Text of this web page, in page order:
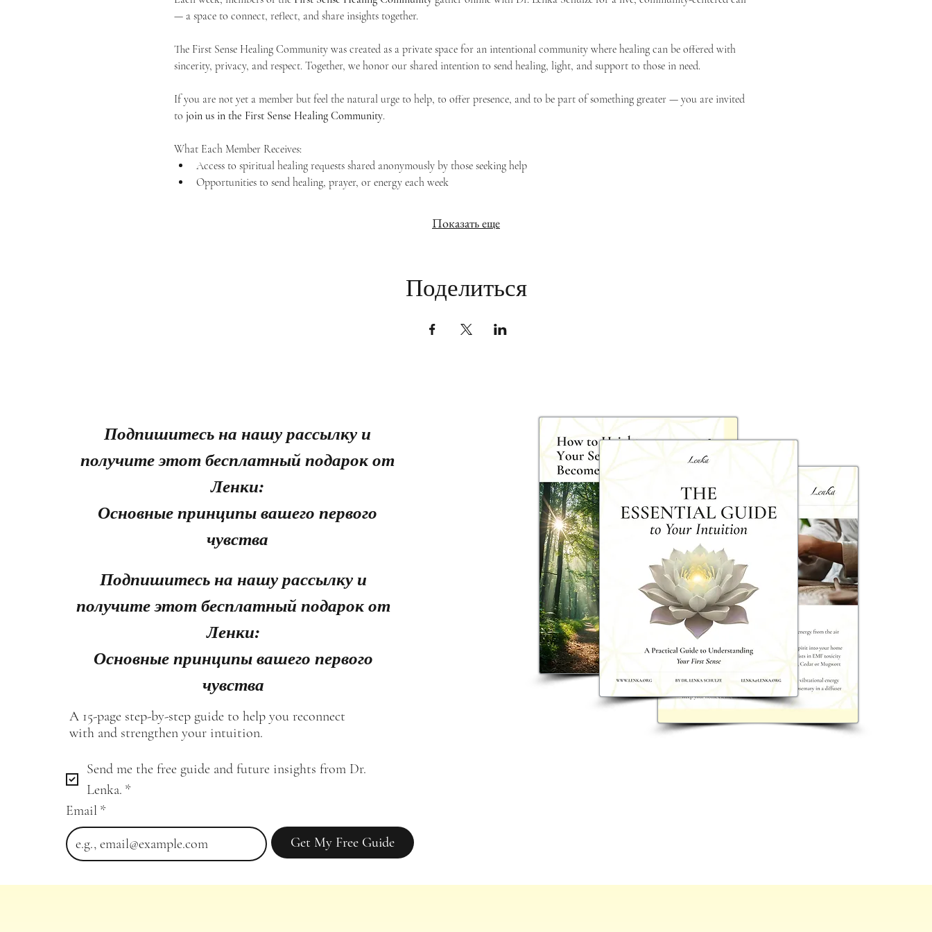
— a space to connect, reflect, and share insights together.
The First Sense Healing Community was created as a private space for an intentional community where healing can be offered with
sincerity, privacy, and respect. Together, we honor our shared intention to send healing, light, and support to those in need.
If you are not yet a member but feel the natural urge to help, to offer presence, and to be part of something greater — you are invited
to join us in the First Sense Healing Community.
What Each Member Receives:
Access to spiritual healing requests shared anonymously by those seeking help
Opportunities to send healing, prayer, or energy each week
Показать еще
Поделиться
Подпишитесь на нашу рассылку и
получите этот бесплатный подарок от
Ленки:
Основные принципы вашего первого
чувства
Подпишитесь на нашу рассылку и
получите этот бесплатный подарок от
Ленки:
Основные принципы вашего первого
чувства
A 15-page step-by-step guide to help you reconnect
with and strengthen your intuition.
Send me the free guide and future insights from Dr.
Lenka. *
Email *
Get My Free Guide